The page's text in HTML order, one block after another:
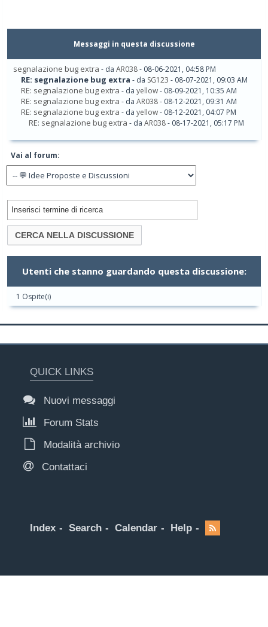
Messaggi in questa discussione
segnalazione bug extra - da AR038- 08-06-2021, 04:58 PM
RE: segnalazione bug extra - da SG123 - 08-07-2021, 09:03 AM
RE: segnalazione bug extra - da yellow- 08-09-2021, 10:35 AM
RE: segnalazione bug extra - da AR038- 08-12-2021, 09:31 AM
RE: segnalazione bug extra - da yellow- 08-12-2021, 04:07 PM
RE: segnalazione bug extra - da AR038- 08-17-2021, 05:17 PM
Vai al forum:
Utenti che stanno guardando questa discussione:
1 Ospite(i)
QUICK LINKS
Nuovi messaggi
Forum Stats
Modalità archivio
Contattaci
Index Search Calendar Help